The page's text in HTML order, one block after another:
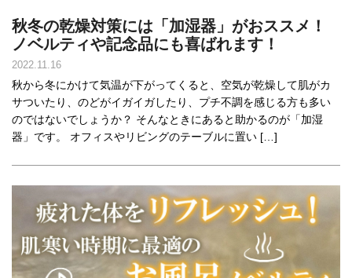
秋冬の乾燥対策には「加湿器」がおススメ！
ノベルティや記念品にも喜ばれます！
2022.11.16
秋から冬にかけて気温が下がってくると、空気が乾燥して肌がカ
サついたり、のどがイガイガしたり、プチ不調を感じる方も多い
のではないでしょうか？ そんなときにあると助かるのが「加湿
器」です。 オフィスやリビングのテーブルに置い […]